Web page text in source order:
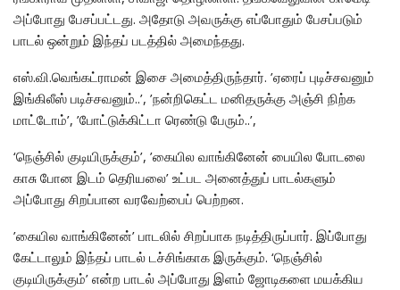
அப்போது பேசப்பட்டது. அதோடு அவருக்கு எப்போதும் பேசப்படும்
பாடல் ஒன்றும் இந்தப் படத்தில் அமைந்தது.
எஸ்.வி.வெங்கட்ராமன் இசை அமைத்திருந்தார். ’ஏரைப் புடிச்சவனும்
இங்கிலீஸ் படிச்சவனும்..’, ’நன்றிகெட்ட மனிதருக்கு அஞ்சி நிற்க
மாட்டோம்’, ’போட்டுக்கிட்டா ரெண்டு பேரும்..’,
‘நெஞ்சில் குடியிருக்கும்’, ’கையில வாங்கினேன் பையில போடலை
காசு போன இடம் தெரியலை’ உட்பட அனைத்துப் பாடல்களும்
அப்போது சிறப்பான வரவேற்பைப் பெற்றன.
’கையில வாங்கினேன்’ பாடலில் சிறப்பாக நடித்திருப்பார். இப்போது
கேட்டாலும் இந்தப் பாடல் டச்சிங்காக இருக்கும். ‘நெஞ்சில்
குடியிருக்கும்’ என்ற பாடல் அப்போது இளம் ஜோடிகளை மயக்கிய